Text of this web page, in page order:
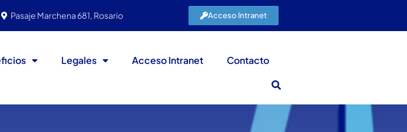
Pasaje Marchena 681, Rosario Acceso Intranet
Legales Acceso Intranet Contacto